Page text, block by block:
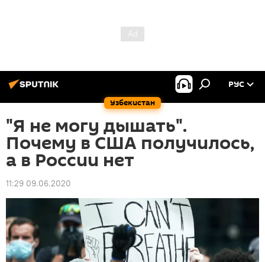
Узбекистан
РУС
"Я не могу дышать".
Почему в США получилось,
а в России нет
11:29 09.06.2020